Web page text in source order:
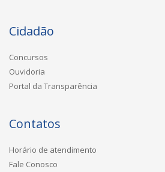
Cidadão
Concursos
Ouvidoria
Portal da Transparência
Contatos
Horário de atendimento
Fale Conosco